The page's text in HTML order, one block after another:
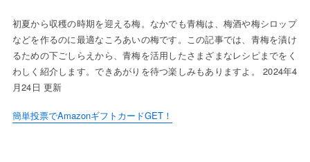
初夏から収穫の時期を迎える梅。なかでも青梅は、梅酒や梅シロップ
などを作るのに最適なころあいの梅です。この記事では、青梅を漬け
るための下ごしらえから、青梅を活用したさまざまなレシピまでをく
わしく紹介します。できあがりを待つ楽しみもありますよ。 2024年4
月24日 更新
簡単投票でAmazonギフトカードGET！